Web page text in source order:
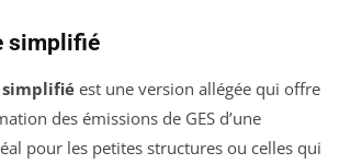
simplifié
est une version allégée qui offre
des émissions de GES d’une
pour les petites structures ou celles qui